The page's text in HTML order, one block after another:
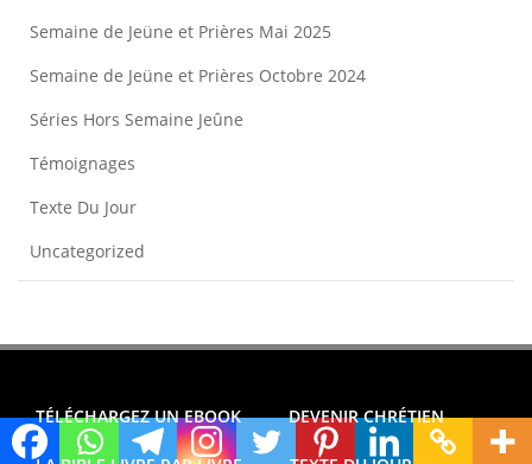
Semaine de Jeüne et Prières Mai 2025
Semaine de Jeüne et Prières Octobre 2024
Séries Hors Semaine Jeûne
Témoignages
Texte Du Jour
Uncategorized
TÉLÉCHARGEZ UN EBOOK DEVENIR CHRÉTIEN